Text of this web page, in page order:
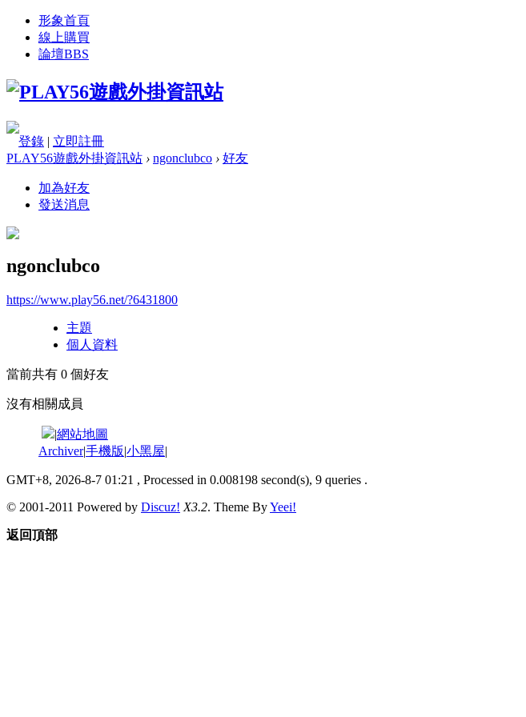
形象首頁
線上購買
論壇BBS
登錄 | 立即註冊
PLAY56遊戲外掛資訊站 › ngonclubco › 好友
加為好友
發送消息
ngonclubco
https://www.play56.net/?6431800
主題
個人資料
當前共有 0 個好友
沒有相關成員
|網站地圖
Archiver|手機版|小黑屋|
GMT+8, 2026-8-7 01:21 , Processed in 0.008198 second(s), 9 queries .
© 2001-2011 Powered by Discuz! X3.2. Theme ByYeei!
返回頂部